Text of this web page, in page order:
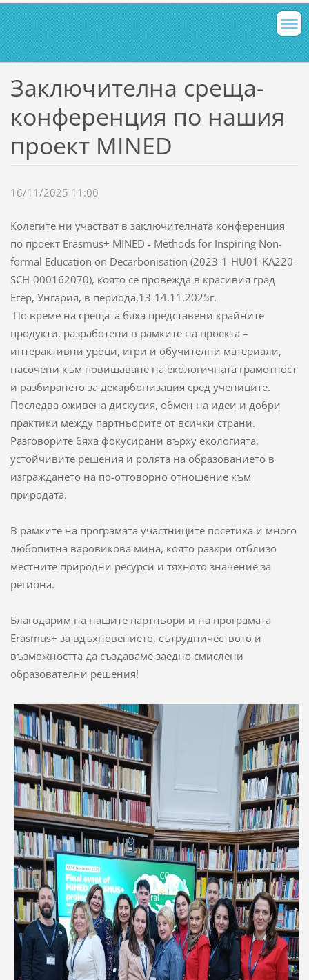
Заключителна среща-
конференция по нашия
проект MINED
16/11/2025 11:00
Колегите ни участват в заключителната конференция
по проект Erasmus+ MINED - Methods for Inspiring Non-
formal Education on Decarbonisation (2023-1-HU01-KA220-
SCH-000162070), която се провежда в красивия град
Егер, Унгария, в периода,13-14.11.2025г.
По време на срещата бяха представени крайните
продукти, разработени в рамките на проекта –
интерактивни уроци, игри и обучителни материали,
насочени към повишаване на екологичната грамотност
и разбирането за декарбонизация сред учениците.
Последва оживена дискусия, обмен на идеи и добри
практики между партньорите от всички страни.
Разговорите бяха фокусирани върху екологията,
устойчивите решения и ролята на образованието в
изграждането на по-отговорно отношение към
природата.
В рамките на програмата участниците посетиха и много
любопитна варовикова мина, която разкри отблизо
местните природни ресурси и тяхното значение за
региона.
Благодарим на нашите партньори и на програмата
Erasmus+ за вдъхновението, сътрудничеството и
възможността да създаваме заедно смислени
образователни решения!